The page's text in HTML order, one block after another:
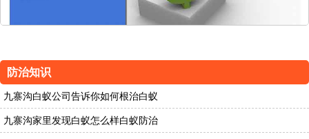
防治知识
九寨沟白蚁公司告诉你如何根治白蚁
九寨沟家里发现白蚁怎么样白蚁防治